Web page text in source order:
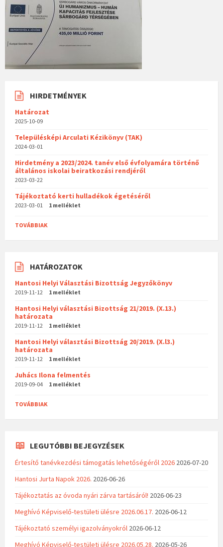
HIRDETMÉNYEK
Határozat
2025-10-09
Településképi Arculati Kézikönyv (TAK)
2024-03-01
Hirdetmény a 2023/2024. tanév első évfolyamára történő
általános iskolai beiratkozási rendjéről
2023-03-22
Tájékoztató kerti hulladékok égetéséről
2023-03-01 1 melléklet
TOVÁBBIAK
HATÁROZATOK
Hantosi Helyi Választási Bizottság Jegyzőkönyv
2019-11-12 1 melléklet
Hantosi Helyi választási Bizottság 21/2019. (X.13.)
határozata
2019-11-12 1 melléklet
Hantosi Helyi választási Bizottság 20/2019. (X.l3.)
határozata
2019-11-12 1 melléklet
Juhács Ilona felmentés
2019-09-04 1 melléklet
TOVÁBBIAK
LEGUTÓBBI BEJEGYZÉSEK
Értesítő tanévkezdési támogatás lehetőségéről 2026 2026-07-20
Hantosi Jurta Napok 2026. 2026-06-26
Tájékoztatás az óvoda nyári zárva tartásáról! 2026-06-23
Meghívó Képviselő-testületi ülésre 2026.06.17. 2026-06-12
Tájékoztató személyi igazolványokról 2026-06-12
Meghívó Képviselő-testületi ülésre 2026.05.28. 2026-05-26